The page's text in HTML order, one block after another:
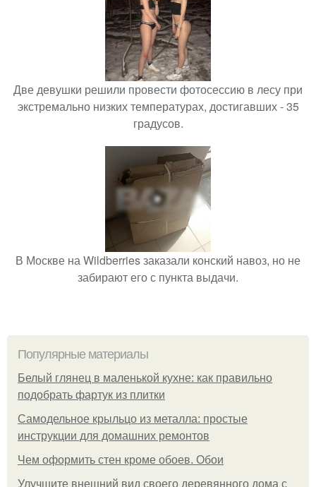
Две девушки решили провести фотосессию в лесу при
экстремально низких температурах, достигавших - 35
градусов.
В Москве на Wildberries заказали конский навоз, но не
забирают его с пункта выдачи.
Популярные материалы
Белый глянец в маленькой кухне: как правильно
подобрать фартук из плитки
Самодельное крыльцо из металла: простые
инструкции для домашних ремонтов
Чем оформить стен кроме обоев. Обои
Улучшите внешний вид своего деревянного дома с